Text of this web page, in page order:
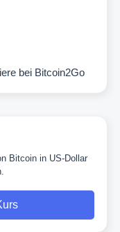
bei Bitcoin2Go
Bitcoin in US-Dollar